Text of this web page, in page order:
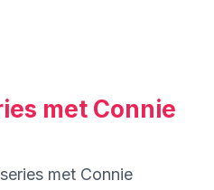
met Connie
met Connie